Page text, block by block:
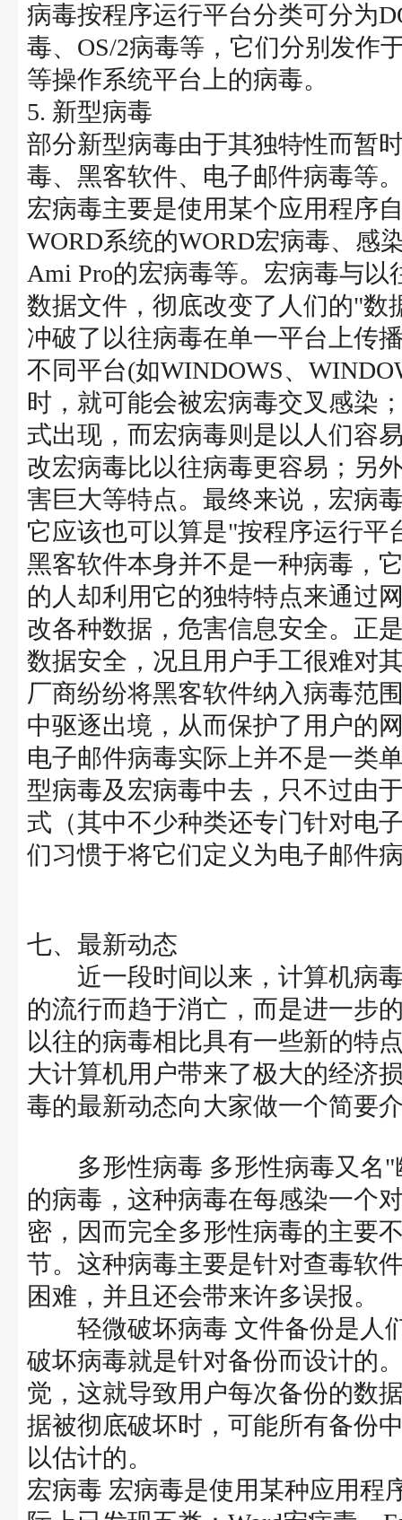
病毒按程序运行平台分类可分为
毒、OS/2病毒等，它们分别发作
等操作系统平台上的病毒。
5. 新型病毒
部分新型病毒由于其独特性而暂
毒、黑客软件、电子邮件病毒等
宏病毒主要是使用某个应用程序
WORD系统的WORD宏病毒、感
Ami Pro的宏病毒等。宏病毒与
数据文件，彻底改变了人们的"
冲破了以往病毒在单一平台上传
不同平台(如WINDOWS、
时，就可能会被宏病毒交叉感染
式出现，而宏病毒则是以人们容
改宏病毒比以往病毒更容易；另
害巨大等特点。最终来说，宏病
它应该也可以算是"按程序运行平
黑客软件本身并不是一种病毒，
的人却利用它的独特特点来通过
改各种数据，危害信息安全。正
数据安全，况且用户手工很难对
厂商纷纷将黑客软件纳入病毒范
中驱逐出境，从而保护了用户的
电子邮件病毒实际上并不是一类
型病毒及宏病毒中去，只不过由
式（其中不少种类还专门针对电
们习惯于将它们定义为电子邮件
七、最新动态
近一段时间以来，计算机病毒
的流行而趋于消亡，而是进一步
以往的病毒相比具有一些新的特
大计算机用户带来了极大的经济
毒的最新动态向大家做一个简要
多形性病毒 多形性病毒又名"
的病毒，这种病毒在每感染一个
密，因而完全多形性病毒的主要
节。这种病毒主要是针对查毒软
困难，并且还会带来许多误报。
轻微破坏病毒 文件备份是人
破坏病毒就是针对备份而设计的
觉，这就导致用户每次备份的数
据被彻底破坏时，可能所有备份
以估计的。
宏病毒 宏病毒是使用某种应用程